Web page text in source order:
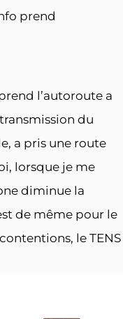
prend
l’autoroute a
du
a pris une route
lorsque je me
diminue la
de même pour le
le TENS